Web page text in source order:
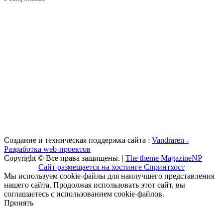
Создание и техническая поддержка сайта : Vandraren -
Разработка web-проектов
Copyright © Все права защищены. | The theme MagazineNP
Сайт размещается на хостинге Спринтхост
Мы используем cookie-файлы для наилучшего представления
нашего сайта. Продолжая использовать этот сайт, вы
соглашаетесь с использованием cookie-файлов.
Принять